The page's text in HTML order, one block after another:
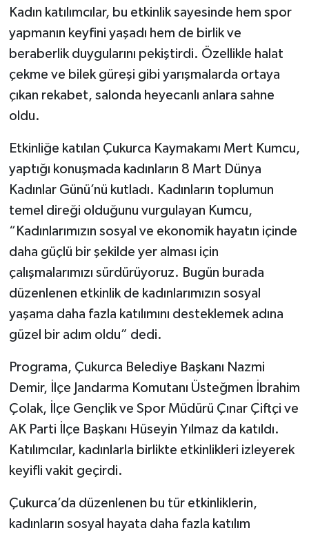
Kadın katılımcılar, bu etkinlik sayesinde hem spor
yapmanın keyfini yaşadı hem de birlik ve
beraberlik duygularını pekiştirdi. Özellikle halat
çekme ve bilek güreşi gibi yarışmalarda ortaya
çıkan rekabet, salonda heyecanlı anlara sahne
oldu.
Etkinliğe katılan Çukurca Kaymakamı Mert Kumcu,
yaptığı konuşmada kadınların 8 Mart Dünya
Kadınlar Günü’nü kutladı. Kadınların toplumun
temel direği olduğunu vurgulayan Kumcu,
“Kadınlarımızın sosyal ve ekonomik hayatın içinde
daha güçlü bir şekilde yer alması için
çalışmalarımızı sürdürüyoruz. Bugün burada
düzenlenen etkinlik de kadınlarımızın sosyal
yaşama daha fazla katılımını desteklemek adına
güzel bir adım oldu” dedi.
Programa, Çukurca Belediye Başkanı Nazmi
Demir, İlçe Jandarma Komutanı Üsteğmen İbrahim
Çolak, İlçe Gençlik ve Spor Müdürü Çınar Çiftçi ve
AK Parti İlçe Başkanı Hüseyin Yılmaz da katıldı.
Katılımcılar, kadınlarla birlikte etkinlikleri izleyerek
keyifli vakit geçirdi.
Çukurca’da düzenlenen bu tür etkinliklerin,
kadınların sosyal hayata daha fazla katılım